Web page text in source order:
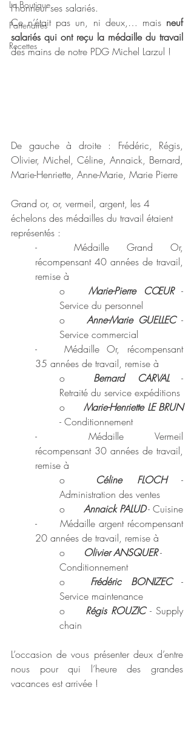
La Boutique
Partenaires
Recettes
l’honneur ses salariés.
Ce n’était pas un, ni deux,… mais neuf
salariés qui ont reçu la médaille du travail
des mains de notre PDG Michel Larzul !
De gauche à droite : Frédéric, Régis,
Olivier, Michel, Céline, Annaick, Bernard,
Marie-Henriette, Anne-Marie, Marie Pierre
Grand or, or, vermeil, argent, les 4
échelons des médailles du travail étaient
représentés :
-	Médaille Grand Or,
récompensant 40 années de travail,
remise à
Marie-Pierre CŒUR -
Service du personnel
Anne-Marie GUELLEC -
Service commercial
-	Médaille Or, récompensant
35 années de travail, remise à
Bernard CARVAL -
Retraité du service expéditions
o Marie-Henriette LE BRUN
- Conditionnement
-	Médaille Vermeil
récompensant 30 années de travail,
remise à
Céline FLOCH -
Administration des ventes
Annaick PALUD - Cuisine
-	Médaille argent récompensant
20 années de travail, remise à
Olivier ANSQUER -
Conditionnement
Frédéric BONIZEC -
Service maintenance
Régis ROUZIC - Supply
chain
L’occasion de vous présenter deux d’entre
nous pour qui l’heure des grandes
vacances est arrivée !